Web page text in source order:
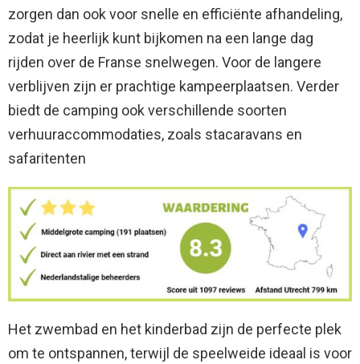
zorgen dan ook voor snelle en efficiënte afhandeling,
zodat je heerlijk kunt bijkomen na een lange dag
rijden over de Franse snelwegen. Voor de langere
verblijven zijn er prachtige kampeerplaatsen. Verder
biedt de camping ook verschillende soorten
verhuuraccommodaties, zoals stacaravans en
safaritenten
Het zwembad en het kinderbad zijn de perfecte plek
om te ontspannen, terwijl de speelweide ideaal is voor